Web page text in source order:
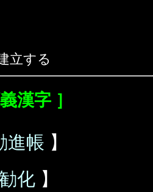
立する
漢字 ］
進帳 】
化 】